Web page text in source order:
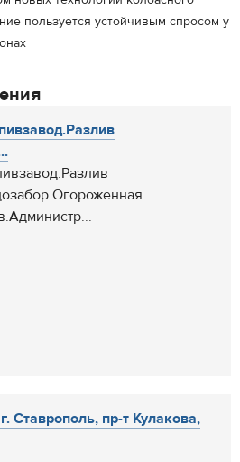
пользуется устойчивым спросом у
пр-т Кулакова,